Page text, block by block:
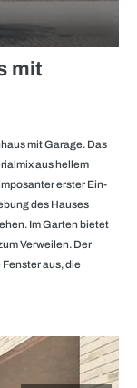
mit
mit Garage. Das
aus hellem
erster Ein­
des Hauses
Im Garten bietet
Verweilen. Der
aus, die